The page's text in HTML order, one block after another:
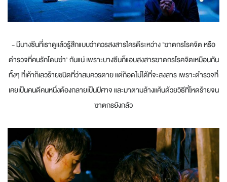
- มีบางซีนที่เราดูแล้วรู้สึกแบบว่าควรสงสารใครดีระหว่าง ‘ฆาตกรโรคจิต หรือ
ตำรวจที่คนรักโดนฆ่า’ กันแน่ เพราะบางซีนก็แอบสงสารฆาตกรโรคจิตเหมือนกัน
ทั้งๆ ที่เค้าก็เลวร้ายชนิดที่ว่าสมควรตาย แต่ก็อดไม่ได้ที่จะสงสาร เพราะตำรวจที่
เคยเป็นคนดีคนหนึ่งต้องกลายเป็นปีศาจ และมาตามล้างแค้นด้วยวิธีที่โหดร้ายจน
ฆาตกรยังกลัว